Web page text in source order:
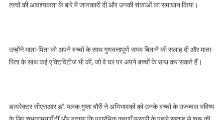
तत्वों की आवश्यकता के बारे में जानकारी दी और उनकी शंकाओं का समाधान किया।
उन्होंने माता-पिता को अपने बच्चों के साथ गुणवत्तापूर्ण समय बिताने की सलाह दी और माता-
पिता के साथ कई एक्टिविटीज भी कीं, जो वे घर पर अपने बच्चों के साथ कर सकते हैं।
डायरेक्टर सीएसआर डॉ. पलक गुप्ता बौरी ने अभिभावकों को उनके बच्चों के उज्ज्वल भविष्य